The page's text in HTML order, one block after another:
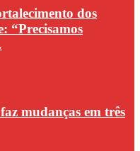
dos
“Precisamos
mudanças em três